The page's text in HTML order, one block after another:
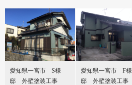
愛知県一宮市 S様
邸 外壁塗装工事
愛知県一宮市 F様
邸 外壁塗装工事